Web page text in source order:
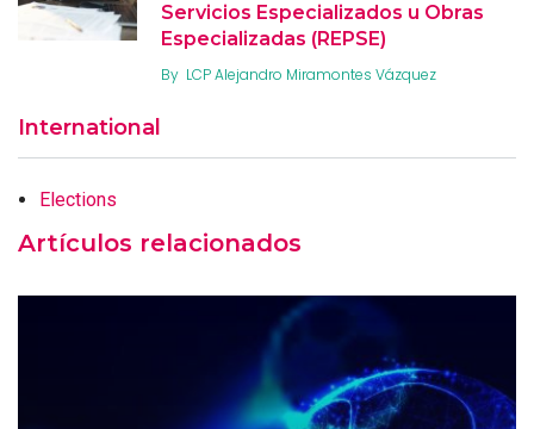
Servicios Especializados u Obras
Especializadas (REPSE)
By LCP Alejandro Miramontes Vázquez
International
Elections
Artículos relacionados